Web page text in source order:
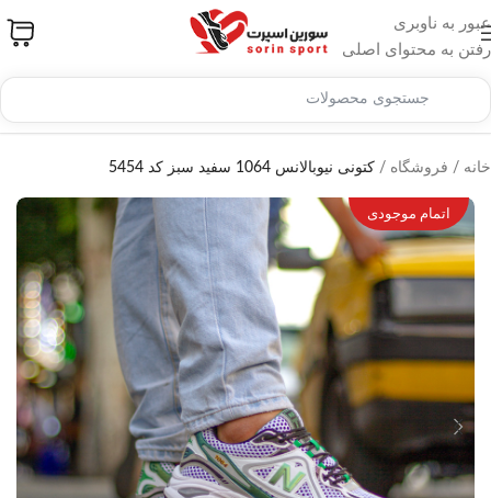
عبور به ناوبری
رفتن به محتوای اصلی
خانه / فروشگاه / کتونی نیوبالانس 1064 سفید سبز کد 5454
اتمام موجودی